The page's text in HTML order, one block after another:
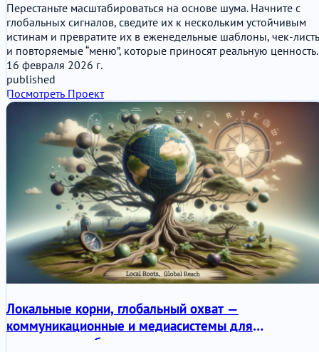
Перестаньте масштабироваться на основе шума. Начните с
глобальных сигналов, сведите их к нескольким устойчивым
истинам и превратите их в еженедельные шаблоны, чек-
и повторяемые “меню”, которые приносят реальную ценность.
16 февраля 2026 г.
published
Посмотреть Проект
Локальные корни, глобальный охват —
коммуникационные и медиасистемы для
современного бизнеса